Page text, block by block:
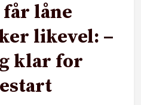
låne
likevel: –
klar for